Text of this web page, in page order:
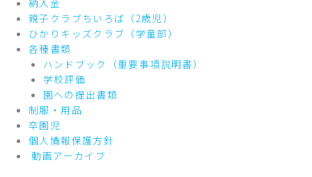
親子クラブちいろば（2歳児）
ひかりキッズクラブ（学童部）
各種書類
ハンドブック（重要事項説明書）
学校評価
園への提出書類
制服・用品
卒園児
個人情報保護方針
動画アーカイブ